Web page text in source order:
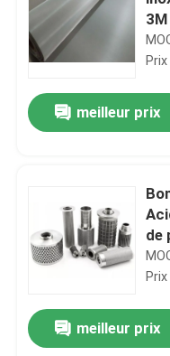
meilleur prix
de
meilleur prix